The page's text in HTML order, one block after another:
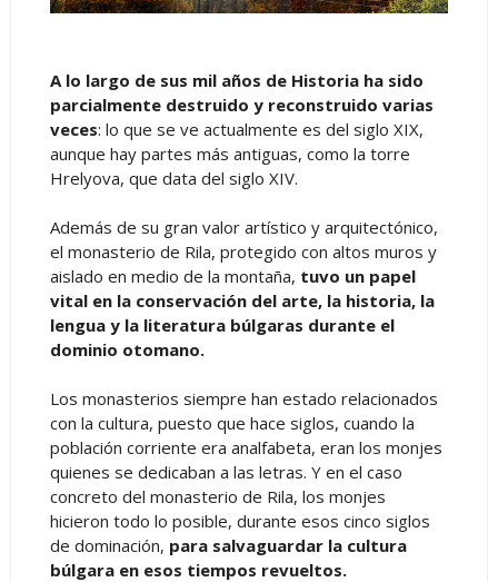
A lo largo de sus mil años de Historia ha sido
parcialmente destruido y reconstruido varias
veces: lo que se ve actualmente es del siglo XIX,
aunque hay partes más antiguas, como la torre
Hrelyova, que data del siglo XIV.
Además de su gran valor artístico y arquitectónico,
el monasterio de Rila, protegido con altos muros y
aislado en medio de la montaña, tuvo un papel
vital en la conservación del arte, la historia, la
lengua y la literatura búlgaras durante el
dominio otomano.
Los monasterios siempre han estado relacionados
con la cultura, puesto que hace siglos, cuando la
población corriente era analfabeta, eran los monjes
quienes se dedicaban a las letras. Y en el caso
concreto del monasterio de Rila, los monjes
hicieron todo lo posible, durante esos cinco siglos
de dominación, para salvaguardar la cultura
búlgara en esos tiempos revueltos.